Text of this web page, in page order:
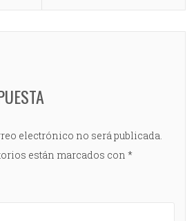
electrónico no será publicada.
están marcados con *